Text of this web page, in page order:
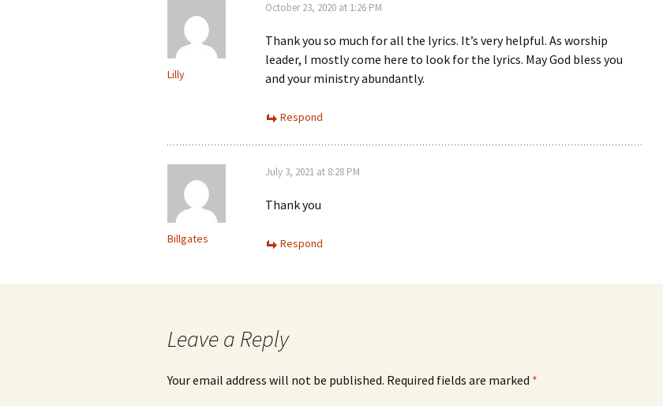
Lilly
October 23, 2020 at 1:26 PM
Thank you so much for all the lyrics. It’s very helpful. As worship
leader, I mostly come here to look for the lyrics. May God bless you
and your ministry abundantly.
Respond
Billgates
July 3, 2021 at 8:28 PM
Thank you
Respond
Leave a Reply
Your email address will not be published. Required fields are marked *